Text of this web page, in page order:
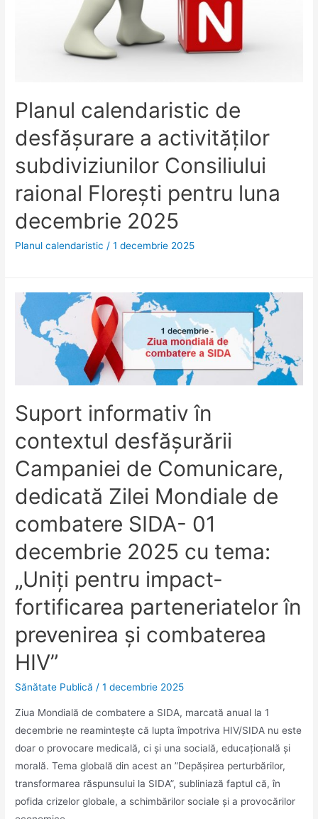
Planul calendaristic de
desfăşurare a activităților
subdiviziunilor Consiliului
raional Floreşti pentru luna
decembrie 2025
Planul calendaristic /1 decembrie 2025
Suport informativ în
contextul desfășurării
Campaniei de Comunicare,
dedicată Zilei Mondiale de
combatere SIDA- 01
decembrie 2025 cu tema:
„Uniți pentru impact-
fortificarea parteneriatelor în
prevenirea și combaterea
HIV”
Sănătate Publică /1 decembrie 2025
Ziua Mondială de combatere a SIDA, marcată anual la 1
decembrie ne reamintește că lupta împotriva HIV/SIDA nu este
doar o provocare medicală, ci și una socială, educațională și
morală. Tema globală din acest an ”Depășirea perturbărilor,
transformarea răspunsului la SIDA”, subliniază faptul că, în
pofida crizelor globale, a schimbărilor sociale și a provocărilor